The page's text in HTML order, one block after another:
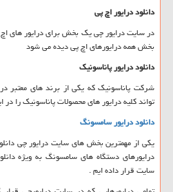
دانلود درایور اچ پی
در سایت درایور چی یک بخش برای درایور های
بخش همه درایورهای اچ پی دیده می شود
دانلود درایور پاناسونیک
شرکت پاناسونیک که یکی از برند های معتبر
تواند کلیه درایور های محصولات پاناسونیک را
دانلود درایور سامسونگ
یکی از مهمترین بخش های سایت درایور چی
درایورهای دستگاه های سامسونگ به ویژه
سایت قرار داده ایم .